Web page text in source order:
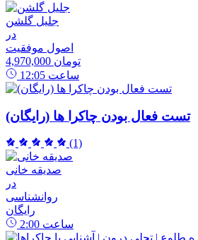
جلیل گلشن
در
اصول موفقیت
4,970,000 تومان
12:05 ساعت
تست فعال بودن چاکرا ها (رایگان)
(1)
صدیقه خانی
در
روانشناسی
رایگان
2:00 ساعت